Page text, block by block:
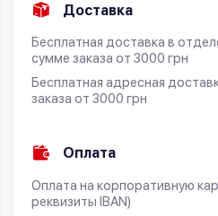
Доставка
Бесплатная доставка в
сумме заказа от 3000 грн
Бесплатная адресная
заказа от 3000 грн
Оплата
Оплата на корпоративную
реквизиты IBAN)